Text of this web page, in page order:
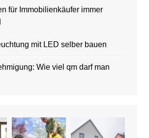
für Immobilienkäufer immer
mit LED selber bauen
Wie viel qm darf man